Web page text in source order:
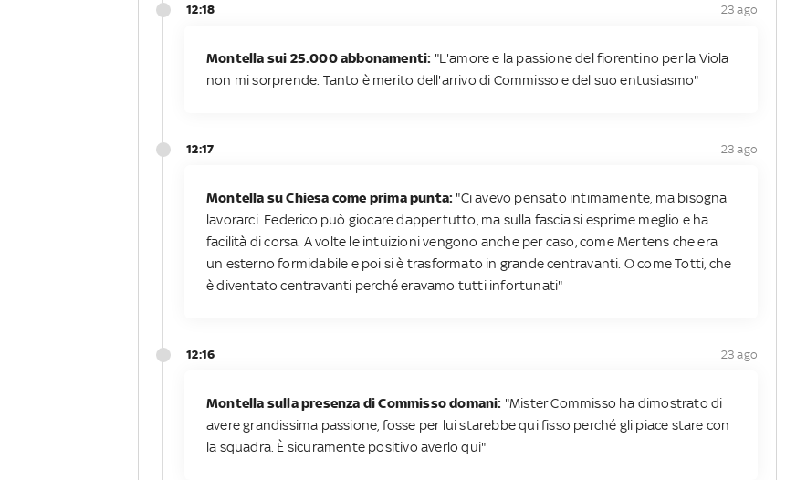
12:18 23 ago
Montella sui 25.000 abbonamenti: "L'amore e la passione del fiorentino per la Viola
non mi sorprende. Tanto è merito dell'arrivo di Commisso e del suo entusiasmo"
12:17 23 ago
Montella su Chiesa come prima punta: "Ci avevo pensato intimamente, ma bisogna
lavorarci. Federico può giocare dappertutto, ma sulla fascia si esprime meglio e ha
facilità di corsa. A volte le intuizioni vengono anche per caso, come Mertens che era
un esterno formidabile e poi si è trasformato in grande centravanti. O come Totti, che
è diventato centravanti perché eravamo tutti infortunati"
12:16 23 ago
Montella sulla presenza di Commisso domani: "Mister Commisso ha dimostrato di
avere grandissima passione, fosse per lui starebbe qui fisso perché gli piace stare con
la squadra. È sicuramente positivo averlo qui"